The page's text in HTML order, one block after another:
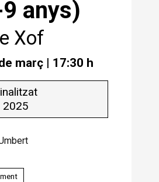
anys)
Xof
març | 17:30 h
2025